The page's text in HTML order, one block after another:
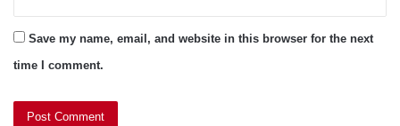
Save my name, email, and website in this browser for the next
time I comment.